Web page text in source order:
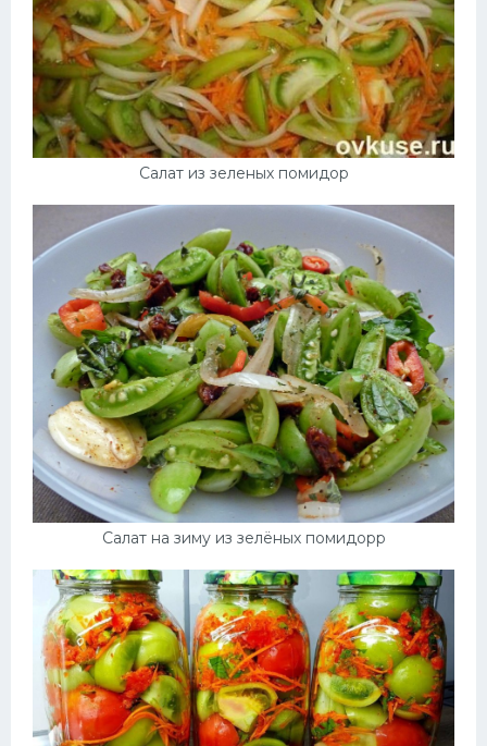
Салат из зеленых помидор
Салат на зиму из зелёных помидорр